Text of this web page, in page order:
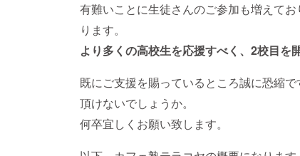
有難いことに生徒さんのご参加も増えてお
ります。
より多くの高校生を応援すべく、2校目を
既にご支援を賜っているところ誠に恐縮
頂けないでしょうか。
何卒宜しくお願い致します。